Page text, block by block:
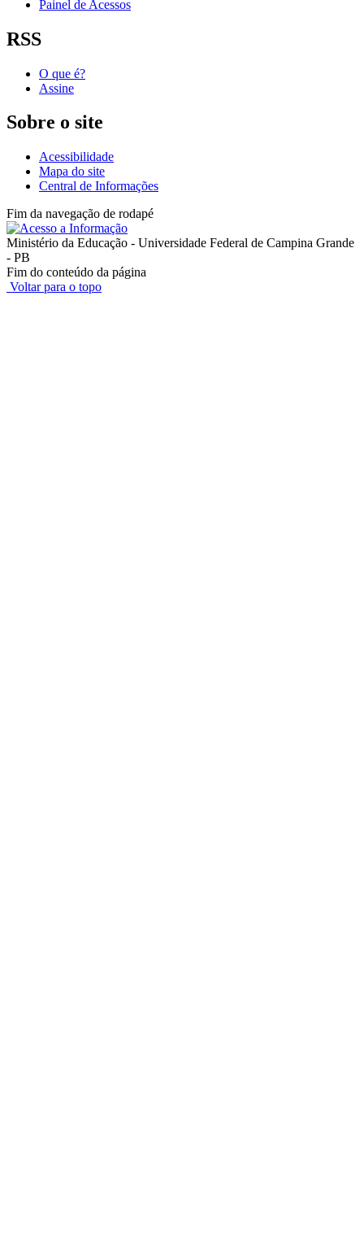
Painel de Acessos
RSS
O que é?
Assine
Sobre o site
Acessibilidade
Mapa do site
Central de Informações
Fim da navegação de rodapé
Ministério da Educação - Universidade Federal de Campina Grande
- PB
Fim do conteúdo da página
Voltar para o topo